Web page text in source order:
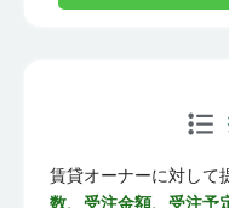
賃貸オーナーに対して
数、受注金額、受注予